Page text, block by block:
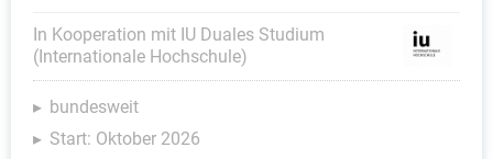
In Kooperation mit IU Duales Studium
(Internationale Hochschule)
bundesweit
Start: Oktober 2026